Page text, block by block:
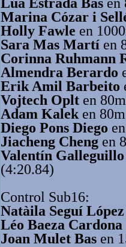
Marina Cózar i
Holly Fawle en
Sara Mas Martí en
Corinna Ruhmann
Almendra Berardo
Erik Amil Barbeito
Vojtech Oplt en
Adam Kalek en
Diego Pons Diego
Jiacheng Cheng en
Valentín
(4:20.84)
Control Sub16:
Natàila Seguí
Léo Baeza Cardona
Joan Mulet Bas en